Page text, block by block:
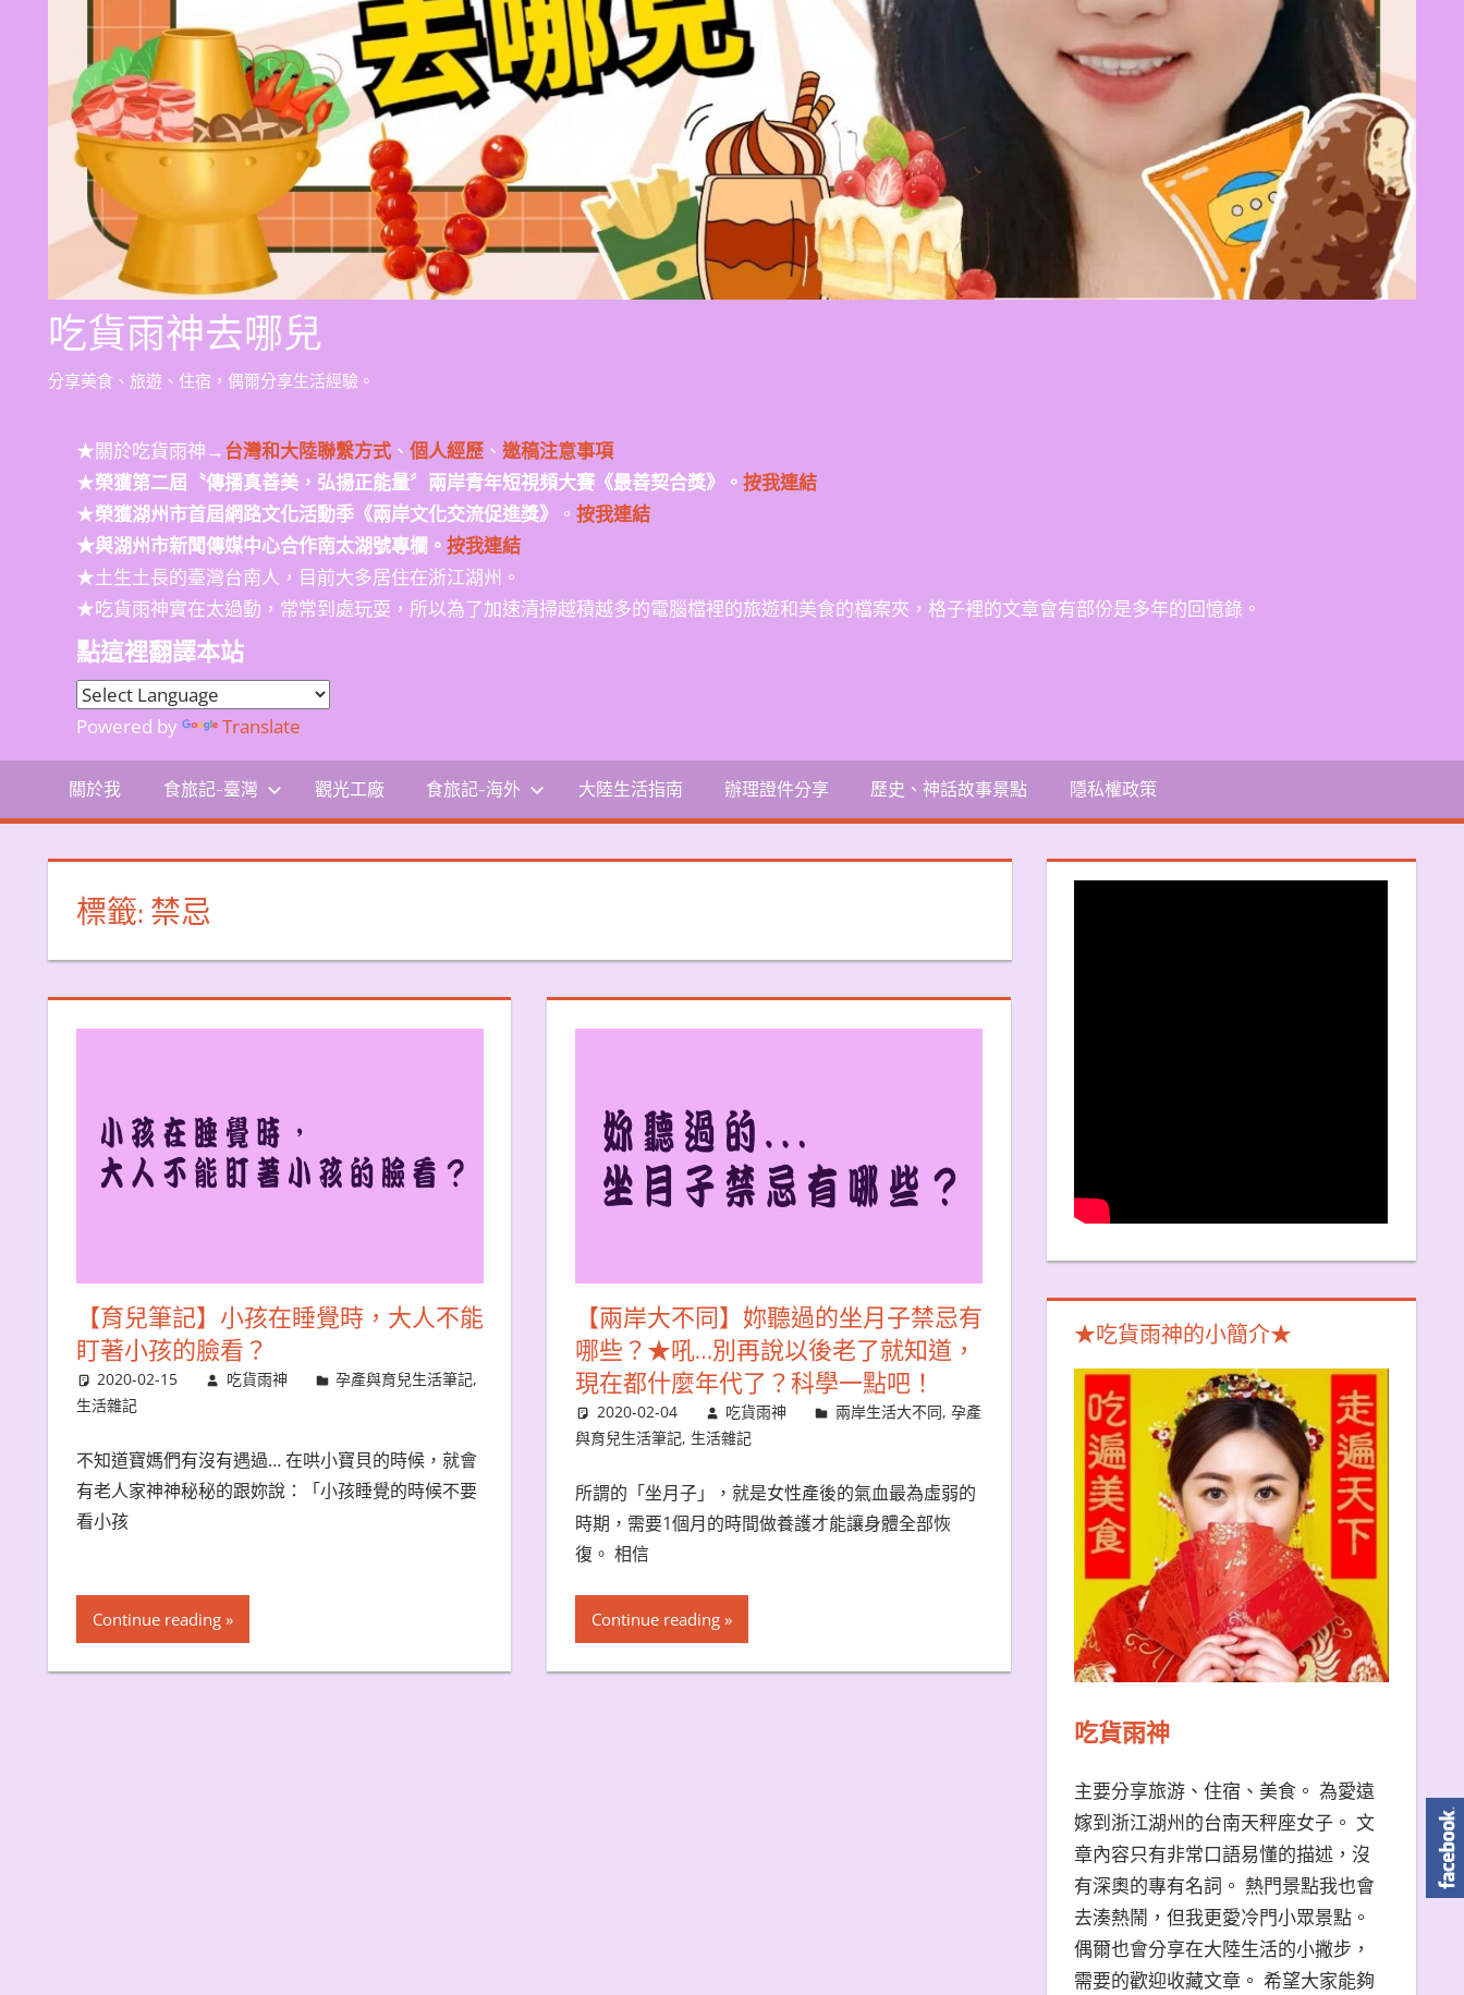
吃貨雨神去哪兒
分享美食、旅遊、住宿，偶爾分享生活經驗。
★關於吃貨雨神→台灣和大陸聯繫方式、 個人經歷、 邀稿注意事項
★榮獲第二屆〝傳播真善美，弘揚正能量〞兩岸青年短視頻大賽《最善契合獎》。 按我連結
★榮獲湖州市首屆網路文化活動季《兩岸文化交流促進獎》 。 按我連結
★與湖州市新聞傳媒中心合作南太湖號專欄。 按我連結
★土生土長的臺灣台南人，目前大多居住在浙江湖州。
★吃貨雨神實在太過動，常常到處玩耍，所以為了加速清掃越積越多的電腦檔裡的旅遊和美食的檔案夾，格子裡的文章會有部份是多年的回憶錄。
點這裡翻譯本站
Powered by Translate
關於我 食旅記-臺灣 觀光工廠 食旅記-海外 大陸生活指南 辦理證件分享 歷史、神話故事景點 隱私權政策
標籤:禁忌
【育兒筆記】小孩在睡覺時，大人不能
盯著小孩的臉看？
2020-02-15 吃貨雨神 孕產與育兒生活筆記,
生活雜記
不知道寶媽們有沒有遇過… 在哄小寶貝的時候，就會
有老人家神神秘秘的跟妳說：「小孩睡覺的時候不要
看小孩
Continue reading
【兩岸大不同】妳聽過的坐月子禁忌有
哪些？★吼…別再說以後老了就知道，
現在都什麼年代了？科學一點吧！
2020-02-04 吃貨雨神 兩岸生活大不同, 孕產
與育兒生活筆記, 生活雜記
所謂的「坐月子」，就是女性產後的氣血最為虛弱的
時期，需要1個月的時間做養護才能讓身體全部恢
復。 相信
Continue reading
★吃貨雨神的小簡介★
吃貨雨神
主要分享旅游、住宿、美食。 為愛遠
嫁到浙江湖州的台南天秤座女子。 文
章內容只有非常口語易懂的描述，沒
有深奧的專有名詞。 熱門景點我也會
去湊熱鬧，但我更愛冷門小眾景點。
偶爾也會分享在大陸生活的小撇步，
需要的歡迎收藏文章。 希望大家能夠